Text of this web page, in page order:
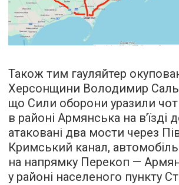
Також тим гауляйтер
Херсонщини Володимир
що Сили оборони уразили
в районі Армянська на в’їзді
атаковані два мости через
Кримський канал,
на напрямку Перекоп —
у районі населеного пункту